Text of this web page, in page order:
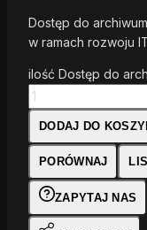
Dostęp do
w ramach rozwoju
ilość Dostęp do
DODAJ DO
PORÓWNAJ
ZAPYTAJ NAS